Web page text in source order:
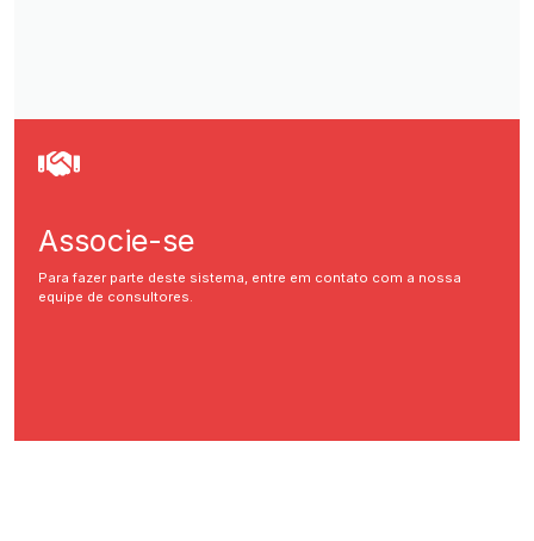
Associe-se
Para fazer parte deste sistema, entre em contato com a nossa
equipe de consultores.